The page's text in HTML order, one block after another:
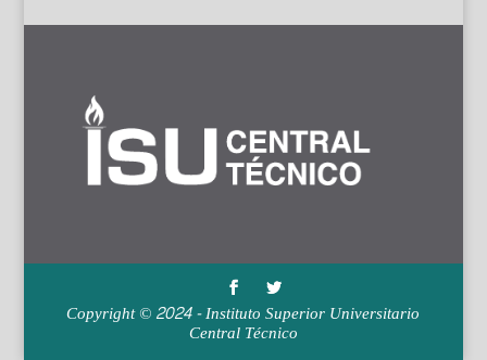
Copyright © 2024 - Instituto Superior Universitario
Central Técnico